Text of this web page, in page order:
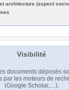
architecture (aspect
Visibilité
documents déposés
par les moteurs de
(Google Scholar,…).